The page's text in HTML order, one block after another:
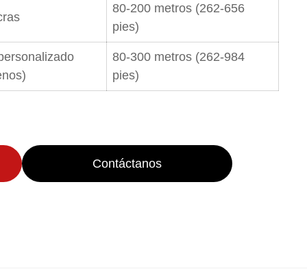
80-200 metros (262-656
pies)
80-300 metros (262-984
pies)
Contáctanos